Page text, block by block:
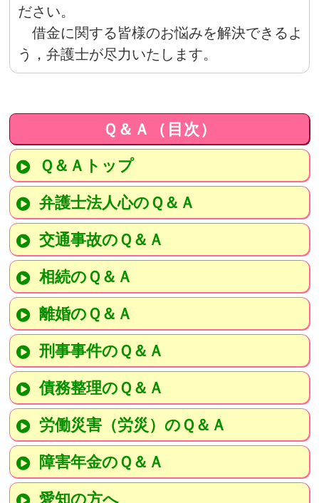
ださい。
借金に関する皆様のお悩みを解決できるよ
う，弁護士が尽力いたします。
Ｑ＆Ａ（目次）
Ｑ＆Ａトップ
弁護士法人心のＱ＆Ａ
交通事故のＱ＆Ａ
相続のＱ＆Ａ
離婚のＱ＆Ａ
刑事事件のＱ＆Ａ
債務整理のＱ＆Ａ
労働災害（労災）のＱ＆Ａ
障害年金のＱ＆Ａ
愛知の方へ